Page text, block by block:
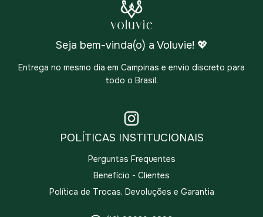
Seja bem-vinda(o) a Voluvie! 💖
Entrega no mesmo dia em Campinas e envio discreto para
todo o Brasil.
POLÍTICAS INSTITUCIONAIS
Perguntas Frequentes
Benefício - Clientes
Política de Trocas, Devoluções e Garantia